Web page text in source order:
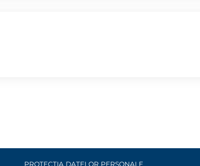
PROTECȚIA DATELOR PERSONALE